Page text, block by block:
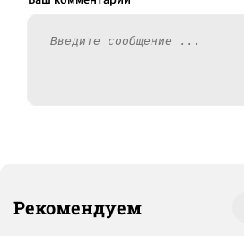
Рекомендуем